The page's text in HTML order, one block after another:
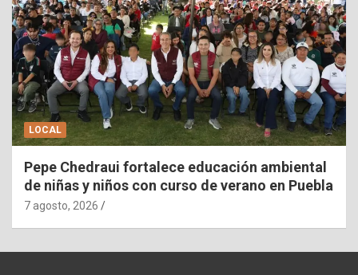
LOCAL
Pepe Chedraui fortalece educación ambiental
de niñas y niños con curso de verano en Puebla
7 agosto, 2026